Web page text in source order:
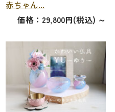
赤ちゃん...
価格：29,800円(税込) ～